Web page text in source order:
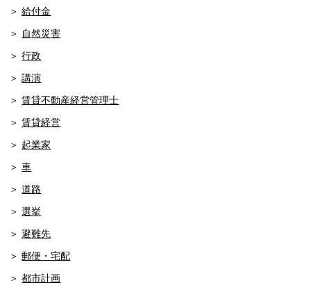
給付金
自然災害
行政
講演
賃貸不動産経営管理士
賃貸経営
起業家
車
道路
選挙
避難先
郵便・宅配
都市計画